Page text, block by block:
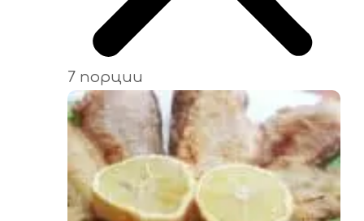
7 порции